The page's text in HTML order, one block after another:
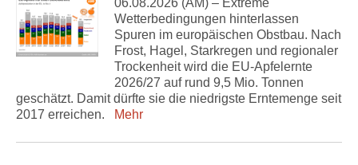
06.08.2026 (AM) – Extreme
Wetterbedingungen hinterlassen
Spuren im europäischen Obstbau. Nach
Frost, Hagel, Starkregen und regionaler
Trockenheit wird die EU-Apfelernte
2026/27 auf rund 9,5 Mio. Tonnen
geschätzt. Damit dürfte sie die niedrigste Erntemenge seit
2017 erreichen.
Mehr